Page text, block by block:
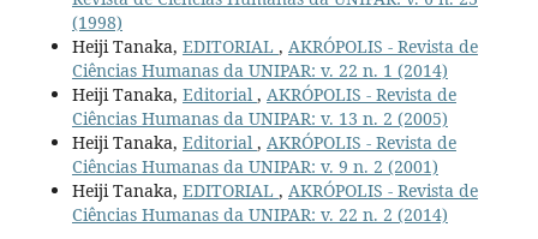
(1998)
Heiji Tanaka, EDITORIAL , AKRÓPOLIS - Revista de
Ciências Humanas da UNIPAR: v. 22 n. 1 (2014)
Heiji Tanaka, Editorial , AKRÓPOLIS - Revista de
Ciências Humanas da UNIPAR: v. 13 n. 2 (2005)
Heiji Tanaka, Editorial , AKRÓPOLIS - Revista de
Ciências Humanas da UNIPAR: v. 9 n. 2 (2001)
Heiji Tanaka, EDITORIAL , AKRÓPOLIS - Revista de
Ciências Humanas da UNIPAR: v. 22 n. 2 (2014)